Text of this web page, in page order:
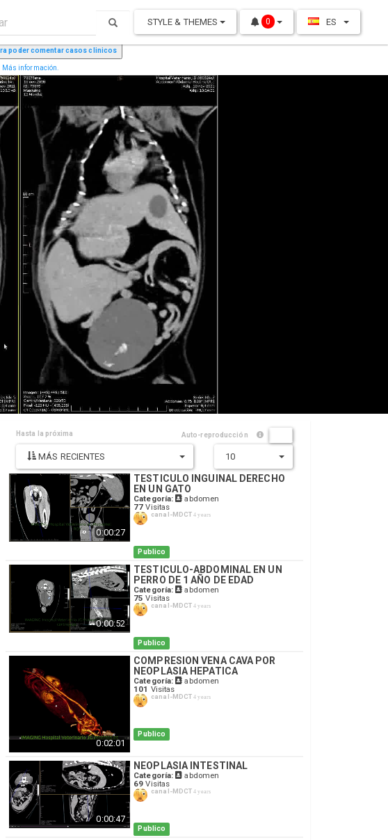
Más información.
STYLE & THEMES 0 ES
Hasta la próxima Auto-reproducción ON
MÁS RECIENTES 10
0:00:27
TESTICULO INGUINAL DERECHO
EN UN GATO
Categoría:
abdomen
77 Visitas
canal-MDCT 4 years
Publico
0:00:52
TESTICULO-ABDOMINAL EN UN
PERRO DE 1 AÑO DE EDAD
Categoría:
abdomen
75 Visitas
canal-MDCT 4 years
Publico
0:02:01
COMPRESION VENA CAVA POR
NEOPLASIA HEPATICA
Categoría:
abdomen
101 Visitas
canal-MDCT 4 years
Publico
0:00:47
NEOPLASIA INTESTINAL
Categoría:
abdomen
69 Visitas
canal-MDCT 4 years
Publico